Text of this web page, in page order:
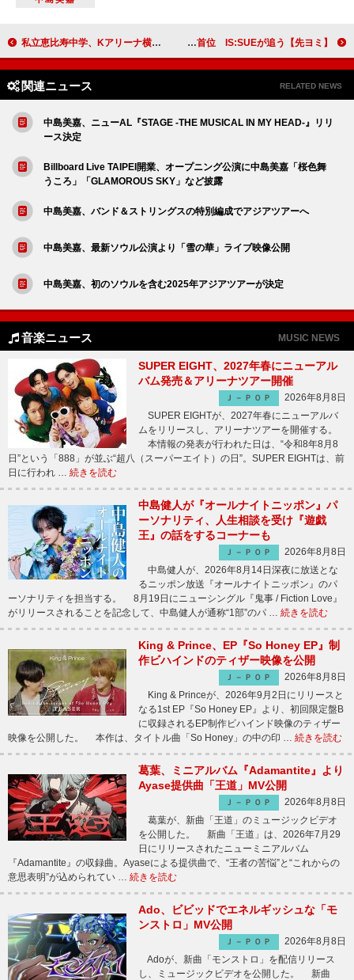
私立恵比寿中学、Kアリーナ横浜公演にて2026年のライブ展開を一挙発表 【先ヨミ】Ryosuke Yamada『Blue Noise』8.8万枚で現在シングル首位 IS:SUEが追う
関連ニュース RELATED NEWS
中島美嘉、ニューAL『STAGE -THE MUSICAL IN MY HEAD-』リリ
ース決定
Billboard Live TAIPEI開業、オープニング公演に中島美嘉「桜色舞
うころ」「GLAMOROUS SKY」など披露
中島美嘉、バンド＆ストリングスの特別編成でアジアツアーへ
中島美嘉、最新ソウル公演より「雪の華」ライブ映像公開
中島美嘉、初のソウルを含む2025年アジアツアーが決定
音楽ニュース MUSIC NEWS
SUPER EIGHT、2027年春にニューアル
バム発売＆アリーナツアー開催
Ｊ－ＰＯＰ
2026年8月8日
SUPER EIGHTが、2027年春にニューアルバ
ムをリリースし、アリーナツアーを開催する。
本情報の発表が行われた日は、“令和8年8月8
日”という「888」が並ぶ“超八（スーパーエイト）の日”。SUPER EIGHTは、前
日に行われ … 続きを読む
中島健人が『オールナイトニッポン』パ
ーソナリティ、人生相談を受け『遊戯
王』の話をするコーナーも
Ｊ－ＰＯＰ
2026年8月8日
中島健人が、2026年8月14日深夜に放送とな
るニッポン放送『オールナイトニッポン』のパ
ーソナリティを担当する。 8月19日にニューシングル『鬼事 / Fiction Love』
がリリースされることを記念して、中島健人が通称“1部”のパ … 続きを読む
King & Prince、EP『So Honey EP』制
作ビハインドのティザー映像を公開
Ｊ－ＰＯＰ
2026年8月8日
King & Princeが、2026年9月2日にリリースと
なる1st EP『So Honey EP』より、初回限定盤B
に収録されるEP制作ビハインド映像のティザー
映像を公開した。 本作は、タイトル曲「So Honey」の中の印 … 続きを読む
葛葉、ミニアルバム『Adamantite』より
Ayase提供曲「王道」MV公開
Ｊ－ＰＯＰ
2026年8月8日
葛葉が、新曲「王道」のミュージックビデオ
を公開した。 新曲「王道」は、2026年7月29
日にリリースされたニューミニアルバム
『Adamantite』の収録曲。Ayaseによる提供曲で、“王者の苦悩”と“これからの
意思表明”が込められてい … 続きを読む
Ado、ビビッドでエネルギッシュな「モ
ンストロ」MV公開
Ｊ－ＰＯＰ
2026年8月8日
Adoが、新曲「モンストロ」を配信リリース
し、ミュージックビデオを公開した。 新曲